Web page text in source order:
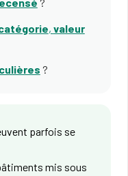
, valeur
?
parfois se
mis sous